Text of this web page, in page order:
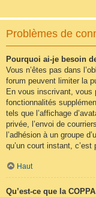
Problèmes de
Pourquoi ai-je besoin
Vous n’êtes pas dans
forum peuvent limiter la
En vous inscrivant, vous
fonctionnalités
tels que l’affichage
privée, l’envoi de
l’adhésion à un groupe
qu’un court instant,
Haut
Qu’est-ce que la